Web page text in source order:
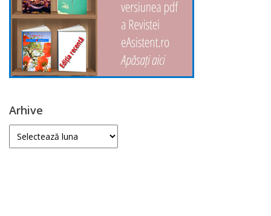
Arhive
Arhive